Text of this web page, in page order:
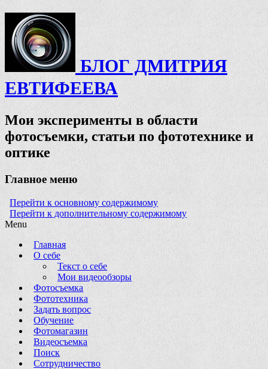
БЛОГ ДМИТРИЯ
ЕВТИФЕЕВА
Мои эксперименты в области
фотосъемки, статьи по фототехнике и
оптике
Главное меню
Перейти к основному содержимому
Перейти к дополнительному содержимому
Menu
Главная
О себе
Текст о себе
Мои видеообзоры
Фотосъемка
Фототехника
Задать вопрос
Обучение
Фотомагазин
Видеосъемка
Поиск
Сотрудничество